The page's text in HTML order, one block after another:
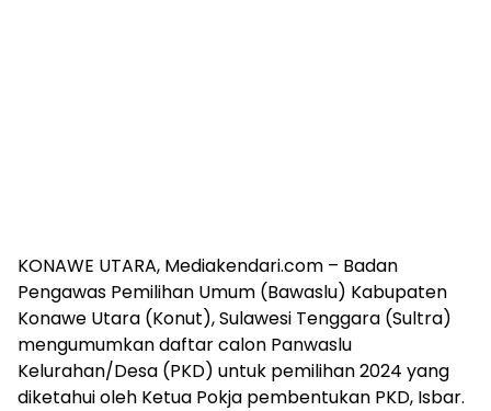
KONAWE UTARA, Mediakendari.com – Badan
Pengawas Pemilihan Umum (Bawaslu) Kabupaten
Konawe Utara (Konut), Sulawesi Tenggara (Sultra)
mengumumkan daftar calon Panwaslu
Kelurahan/Desa (PKD) untuk pemilihan 2024 yang
diketahui oleh Ketua Pokja pembentukan PKD, Isbar.